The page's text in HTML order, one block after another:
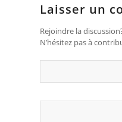
Laisser un
Rejoindre la
N’hésitez pas à